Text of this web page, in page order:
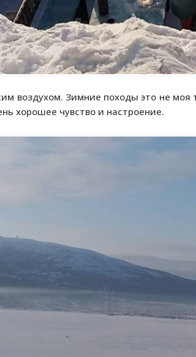
воздухом. Зимние походы это не моя
хорошее чувство и настроение.